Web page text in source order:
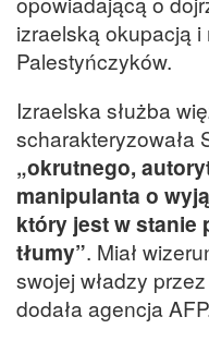
izraelską okupacją
Palestyńczyków.
Izraelska służba
scharakteryzowała
„okrutnego,
manipulanta o
który jest w stanie
tłumy”. Miał
swojej władzy
dodała agencja